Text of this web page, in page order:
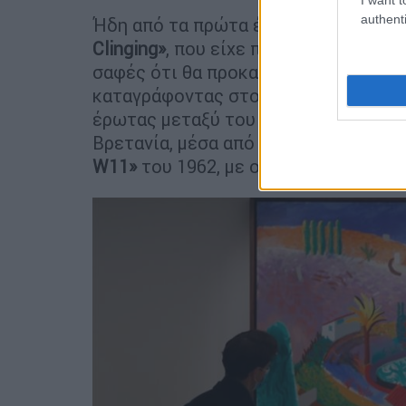
Ήδη από τα πρώτα έργα του, όπως
Clinging», που είχε πάρει το όνομά
σαφές ότι θα προκαλούσε
καταγράφοντας στοιχεία από τη ζωή
έρωτας μεταξύ του ίδιου φύλου
Βρετανία, μέσα από δημιουργίες
W11» του 1962, με οδοντόκρεμες